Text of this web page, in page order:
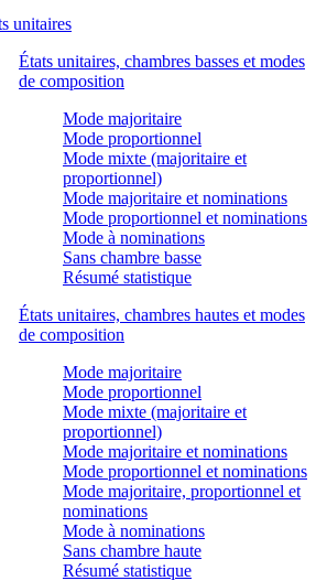
unitaires
États unitaires, chambres basses et modes
de composition
Mode majoritaire
Mode proportionnel
Mode mixte (majoritaire et
proportionnel)
Mode majoritaire et nominations
Mode proportionnel et nominations
Mode à nominations
Sans chambre basse
Résumé statistique
États unitaires, chambres hautes et modes
de composition
Mode majoritaire
Mode proportionnel
Mode mixte (majoritaire et
proportionnel)
Mode majoritaire et nominations
Mode proportionnel et nominations
Mode majoritaire, proportionnel et
nominations
Mode à nominations
Sans chambre haute
Résumé statistique